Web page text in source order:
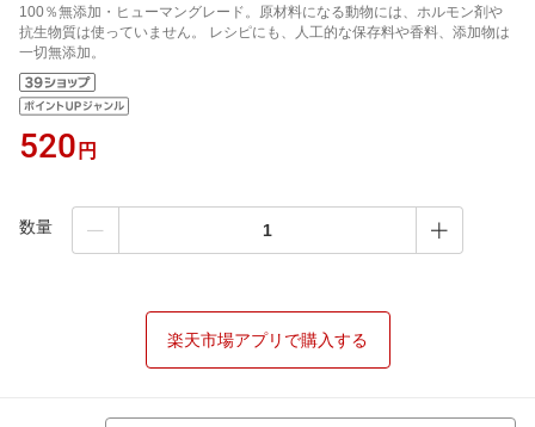
100％無添加・ヒューマングレード。原材料になる動物には、ホルモン剤や
抗生物質は使っていません。 レシピにも、人工的な保存料や香料、添加物は
一切無添加。
520 円
数量
楽天市場アプリで購入する